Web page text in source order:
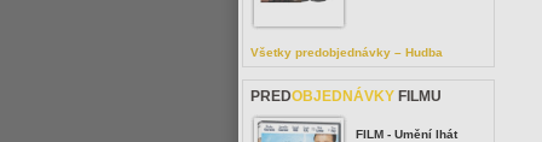
Všetky predobjednávky – Hudba
PREDOBJEDNÁVKY FILMU
FILM - Umění lhát